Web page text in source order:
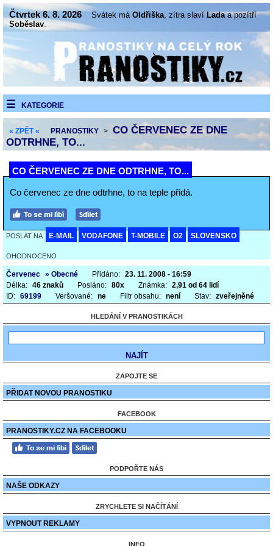
Čtvrtek 6. 8. 2026 Svátek má Oldřiška, zítra slaví Ladaa pozítří
Soběslav.
KATEGORIE
« ZPĚT « PRANOSTIKY > CO ČERVENEC ZE DNE
ODTRHNE, TO...
CO ČERVENEC ZE DNE ODTRHNE, TO...
Co červenec ze dne odtrhne, to na teple přidá.
POSLAT NA E-MAIL VODAFONE T-MOBILE O2 SLOVENSKO
OHODNOCENO
Červenec » Obecné Přidáno: 23. 11. 2008 - 16:59
Délka: 46 znaků Posláno: 80x Známka: 2,91 od 64 lidí
ID: 69199 Veršované: ne Filtr obsahu: není Stav: zveřejněné
HLEDÁNÍ V PRANOSTIKÁCH
ZAPOJTE SE
PŘIDAT NOVOU PRANOSTIKU
FACEBOOK
PRANOSTIKY.CZ NA FACEBOOKU
PODPOŘTE NÁS
NAŠE ODKAZY
ZRYCHLETE SI NAČÍTÁNÍ
VYPNOUT REKLAMY
INFO